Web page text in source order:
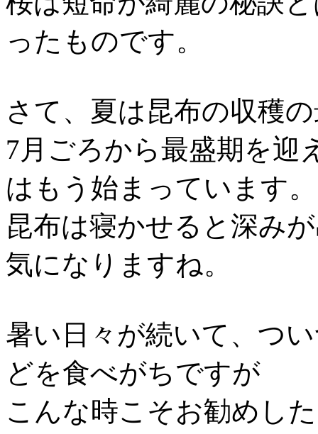
ったものです。
さて、夏は昆布の収穫
7月ごろから最盛期を迎
はもう始まっています。
昆布は寝かせると深み
気になりますね。
暑い日々が続いて、つ
どを食べがちですが
こんな時こそお勧めし